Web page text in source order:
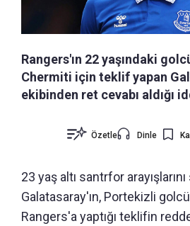
Rangers'ın 22 yaşındaki
Chermiti için teklif yapan
ekibinden ret cevabı aldığı
Özetle Dinle
23 yaş altı santrfor
Galatasaray'ın, Portekizli
Rangers'a yaptığı teklifin